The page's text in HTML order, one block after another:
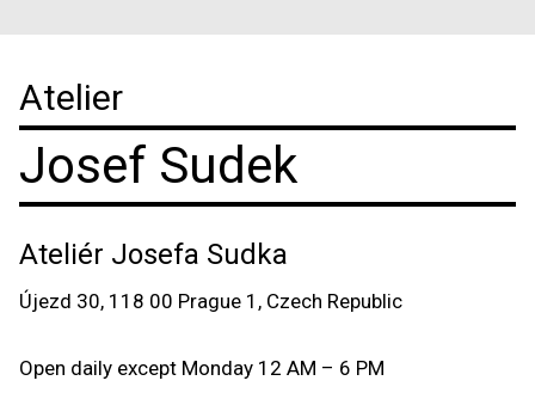
Atelier
Josef Sudek
Ateliér Josefa Sudka
Újezd 30, 118 00 Prague 1, Czech Republic
Open daily except Monday 12 AM – 6 PM